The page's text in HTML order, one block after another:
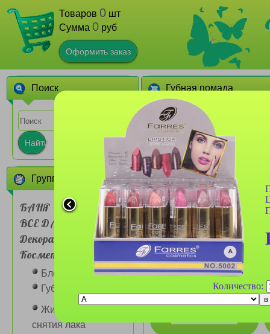
Количество:
Товаров 0 шт
Сумма 0 руб
Оформить заказ
Поиск
Найти
Группы товаров
БАНЯ
ВСЕ ДЛЯ ДОМА
Декоративная
Косметика
Блеск для губ
Губная помада
Жидкость для
снятия лака
Губная помада
2 4
Бальзам для губ Farres
№7038 Magic Lip Oil
(сборка 24шт)